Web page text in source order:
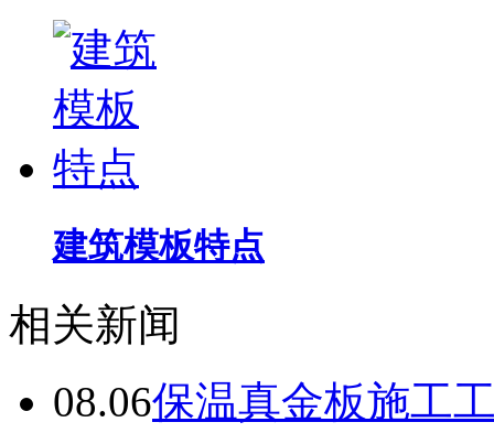
建筑模板特点
相关新闻
08.06保温真金板施工